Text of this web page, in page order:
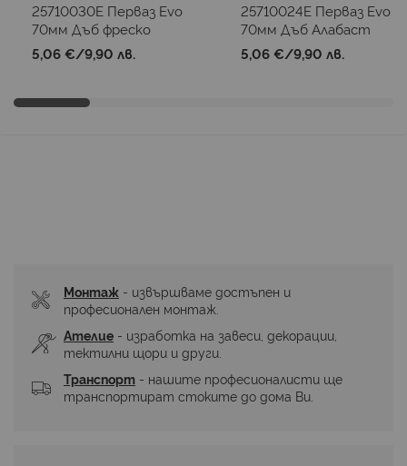
25710030E Перваз Evo
70мм Дъб фреско
5,06 €/9,90 лв.
25710024E Перваз Evo
70мм Дъб Алабаст
5,06 €/9,90 лв.
Монтаж - извършваме достъпен и
професионален монтаж.
Ателие - изработка на завеси, декорации,
тектилни щори и други.
Транспорт - нашите професионалисти ще
транспортират стоките до дома Ви.